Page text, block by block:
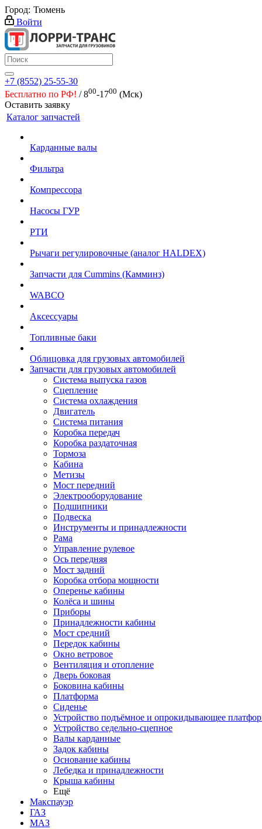
Город: Тюмень
Войти
+7 (8552) 25-55-30
Бесплатно по РФ! / 800-1700 (Мск)
Оставить заявку
Каталог запчастей
Карданные валы
Фильтра
Компрессора
Насосы ГУР
РТИ
Рычаги регулировочные (аналог HALDEX)
Запчасти для Cummins (Камминз)
WABCO
Аксессуары
Топливные баки
Облицовка для грузовых автомобилей
Запчасти для грузовых автомобилей
Система выпуска газов
Сцепление
Система охлаждения
Двигатель
Система питания
Коробка передач
Коробка раздаточная
Тормоза
Кабина
Метизы
Мост передний
Электрооборудование
Подшипники
Подвеска
Инструменты и принадлежности
Рама
Управление рулевое
Ось передняя
Мост задний
Коробка отбора мощности
Оперенье кабины
Колёса и шины
Приборы
Принадлежности кабины
Мост средний
Передок кабины
Окно ветровое
Вентиляция и отопление
Дверь боковая
Боковина кабины
Платформа
Сиденье
Устройство подъёмное и опрокидывающее
Устройство седельно-сцепное
Валы карданные
Задок кабины
Основание кабины
Лебедка и принадлежности
Крыша кабины
Ещё
Макспауэр
ГАЗ
МАЗ